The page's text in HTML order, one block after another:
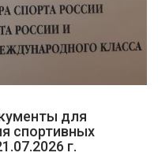
для
спортивных
г.